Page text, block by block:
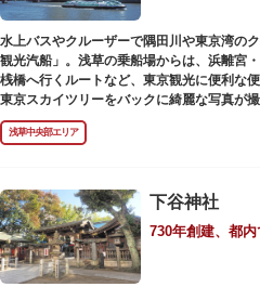
水上バスやクルーザーで隅田川や東京湾の
観光汽船」。浅草の乗船場からは、浜離宮
桟橋へ行くルートなど、東京観光に便利な
東京スカイツリーをバックに綺麗な写真が
の「浅草周遊コース」も。初日の出やお花
などのイベント時は、いつもと違う目線か
や、約300人が乗船可能なアメリカンな大型
目的や人数にあわせてコースや時間帯を選
ています。
浅草中央部エリア
下谷神社
730年創建、都内